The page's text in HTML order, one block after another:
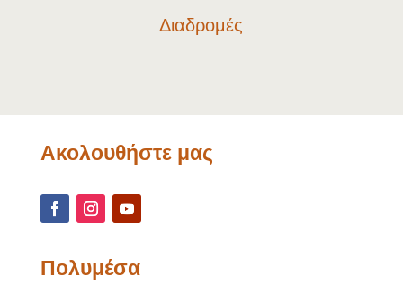
Διαδρομές
Ακολουθήστε μας
Πολυμέσα